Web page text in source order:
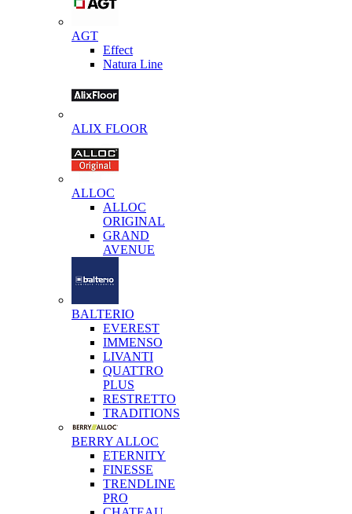
AGT
Effect
Natura Line
ALIX FLOOR
ALLOC
ALLOC
ORIGINAL
GRAND
AVENUE
BALTERIO
EVEREST
IMMENSO
LIVANTI
QUATTRO
PLUS
RESTRETTO
TRADITIONS
BERRY ALLOC
ETERNITY
FINESSE
TRENDLINE
PRO